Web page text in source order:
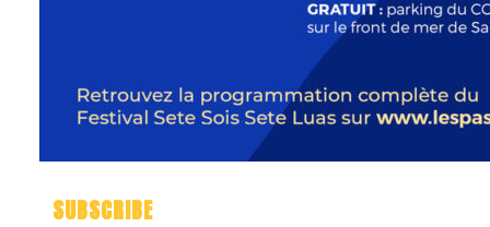
SUBSCRIBE